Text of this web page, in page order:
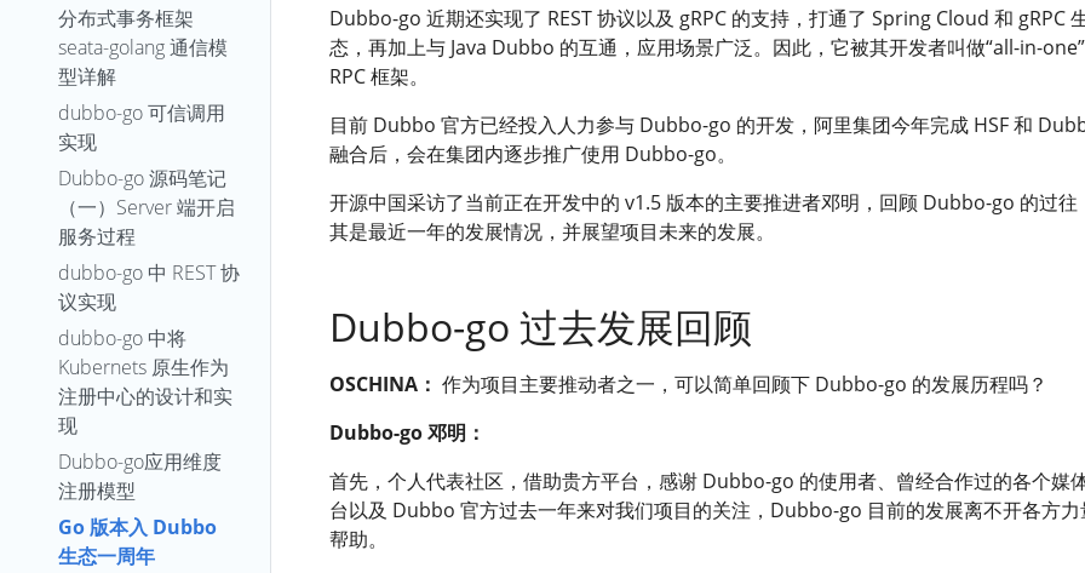
分布式事务框架
seata-golang 通信模
型详解
dubbo-go 可信调用
实现
Dubbo-go 源码笔记
（一）Server 端开启
服务过程
dubbo-go 中 REST 协
议实现
dubbo-go 中将
Kubernets 原⽣作为
注册中⼼的设计和实
现
Dubbo-go应用维度
注册模型
Go 版本入 Dubbo
生态一周年
Dubbo-go 近期还实现了 REST 协议以及 gRPC 的支持，打通了 Spring Cloud 和 gRPC
态，再加上与 Java Dubbo 的互通，应用场景广泛。因此，它被其开发者叫做“all-in-
RPC 框架。
目前 Dubbo 官方已经投入人力参与 Dubbo-go 的开发，阿里集团今年完成 HSF 和
融合后，会在集团内逐步推广使用 Dubbo-go。
开源中国采访了当前正在开发中的 v1.5 版本的主要推进者邓明，回顾 Dubbo-go 的过往
其是最近一年的发展情况，并展望项目未来的发展。
Dubbo-go 过去发展回顾
OSCHINA： 作为项目主要推动者之一，可以简单回顾下 Dubbo-go 的发展历程吗？
Dubbo-go 邓明：
首先，个人代表社区，借助贵方平台，感谢 Dubbo-go 的使用者、曾经合作过的各个媒
台以及 Dubbo 官方过去一年来对我们项目的关注，Dubbo-go 目前的发展离不开各方力
帮助。